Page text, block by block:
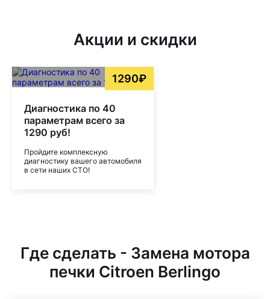
Акции и скидки
1290₽
Диагностика по 40
параметрам всего за
1290 руб!
Пройдите комплексную
диагностику вашего автомобиля
в сети наших СТО!
Где сделать - Замена мотора
печки Citroen Berlingo